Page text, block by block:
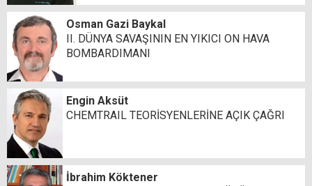
Osman Gazi Baykal
II. DÜNYA SAVAŞININ EN YIKICI ON HAVA
BOMBARDIMANI
Engin Aksüt
CHEMTRAIL TEORİSYENLERİNE AÇIK ÇAĞRI
İbrahim Köktener